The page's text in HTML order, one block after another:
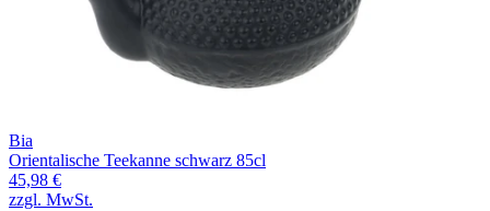
Bia
Orientalische Teekanne schwarz 85cl
45,98 €
zzgl. MwSt.